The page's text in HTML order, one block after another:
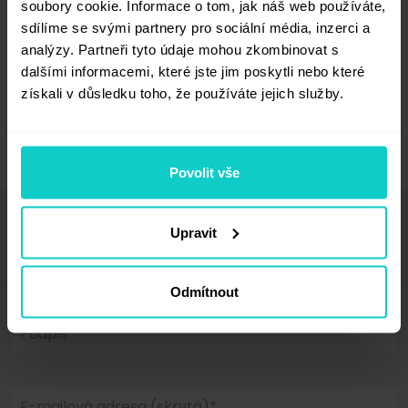
soubory cookie. Informace o tom, jak náš web používáte,
sdílíme se svými partnery pro sociální média, inzerci a
analýzy. Partneři tyto údaje mohou zkombinovat s
dalšími informacemi, které jste jim poskytli nebo které
získali v důsledku toho, že používáte jejich služby.
Povolit vše
Upravit
Odmítnout
speciálních znaků pro entity v konfiguraci
editoru).
Vaše komentáře (0)
Podpis*